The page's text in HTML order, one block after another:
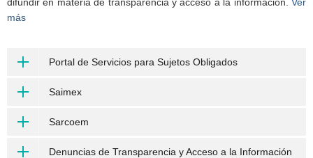
más
Portal de Servicios para Sujetos Obligados
Saimex
Sarcoem
Denuncias de Transparencia y Acceso a la Información